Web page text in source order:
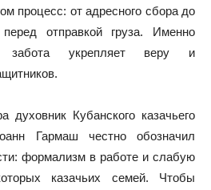
процесс: от адресного сбора до
отправкой груза. Именно
забота укрепляет веру и
духовник Кубанского казачьего
Гармаш честно обозначил
формализм в работе и слабую
казачьих семей. Чтобы